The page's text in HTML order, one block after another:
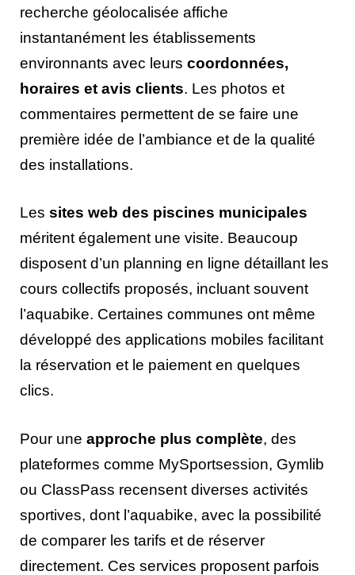
recherche géolocalisée affiche
instantanément les établissements
environnants avec leurs coordonnées,
horaires et avis clients. Les photos et
commentaires permettent de se faire une
première idée de l’ambiance et de la qualité
des installations.
Les sites web des piscines municipales
méritent également une visite. Beaucoup
disposent d’un planning en ligne détaillant les
cours collectifs proposés, incluant souvent
l’aquabike. Certaines communes ont même
développé des applications mobiles facilitant
la réservation et le paiement en quelques
clics.
Pour une approche plus complète, des
plateformes comme MySportsession, Gymlib
ou ClassPass recensent diverses activités
sportives, dont l’aquabike, avec la possibilité
de comparer les tarifs et de réserver
directement. Ces services proposent parfois